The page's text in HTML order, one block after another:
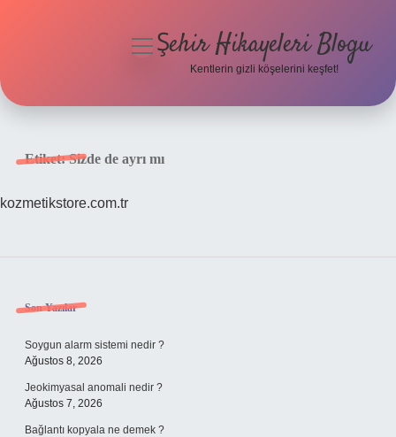
menüyüŞehir Hikayeleri Blogu
Kentlerin gizli köşelerini keşfet!
Etiket:Sizde de ayrı mı
kozmetikstore.com.tr
Sidebar
Son Yazılar
Soygun alarm sistemi nedir ?
Ağustos 8, 2026
Jeokimyasal anomali nedir ?
Ağustos 7, 2026
Bağlantı kopyala ne demek ?